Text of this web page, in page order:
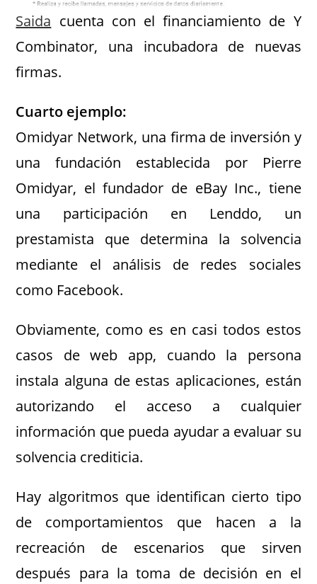
Saida cuenta con el financiamiento de Y
Combinator, una incubadora de nuevas
firmas.
Cuarto ejemplo:
Omidyar Network, una firma de inversión y
una fundación establecida por Pierre
Omidyar, el fundador de eBay Inc., tiene
una participación en Lenddo, un
prestamista que determina la solvencia
mediante el análisis de redes sociales
como Facebook.
Obviamente, como es en casi todos estos
casos de web app, cuando la persona
instala alguna de estas aplicaciones, están
autorizando el acceso a cualquier
información que pueda ayudar a evaluar su
solvencia crediticia.
Hay algoritmos que identifican cierto tipo
de comportamientos que hacen a la
recreación de escenarios que sirven
después para la toma de decisión en el